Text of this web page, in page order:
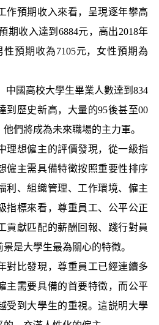
作預期收入來看，呈現逐年攀高
期收入達到6884元，高出2018年
預期收為7105元，女性預期為
國高校大學生畢業人數達到834
到歷史新高，大量的95後甚至00
們將成為未來職場的主力軍。
想僱主的評價發現，從一級指
僱主需具備特徵按照重要性排序
利、組織管理、工作環境、僱主
指標來看，尊重員工、公平公正
貢獻匹配的薪酬回報、踐行對員
是大學生最為關心的特徵。
比發現，尊重員工已經連續多
主需要具備的首要特徵，而公平
受到大學生的重視。這説明大學